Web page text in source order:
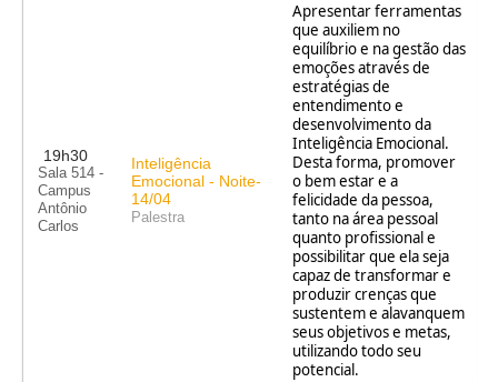
19h30
Sala 514 -
Campus
Antônio
Carlos
Inteligência
Emocional - Noite-
14/04
Palestra
Apresentar ferramentas
que auxiliem no
equilíbrio e na gestão das
emoções através de
estratégias de
entendimento e
desenvolvimento da
Inteligência Emocional.
Desta forma, promover
o bem estar e a
felicidade da pessoa,
tanto na área pessoal
quanto profissional e
possibilitar que ela seja
capaz de transformar e
produzir crenças que
sustentem e alavanquem
seus objetivos e metas,
utilizando todo seu
potencial.